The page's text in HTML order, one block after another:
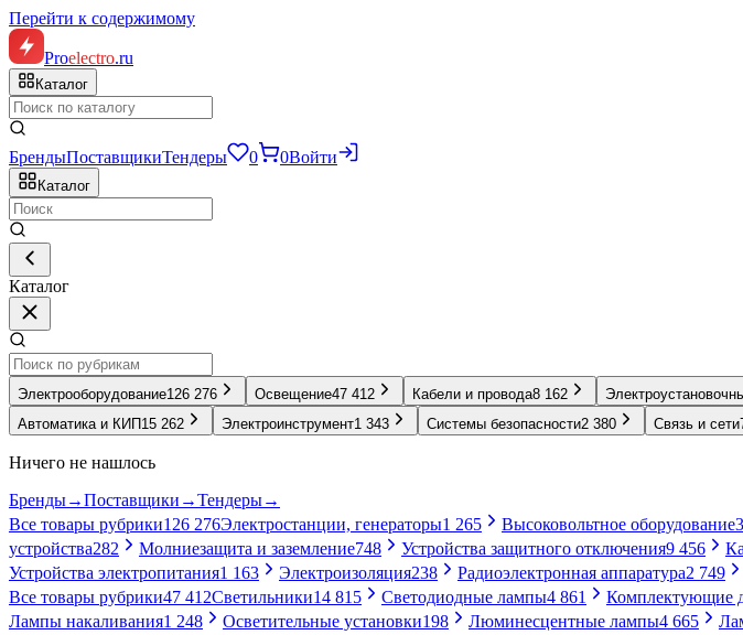
Перейти к содержимому
Proelectro.ru
Каталог
БрендыПоставщикиТендеры 0 0Войти
Каталог
Каталог
Электрооборудование126 276 Освещение47 412 Кабели и провода8 162
Автоматика и КИП 15 262 Электроинструмент1 343 Системы безопасности2 380 Связь и сети
Ничего не нашлось
Бренды→Поставщики →Тендеры→
Все товары рубрики126 276Электростанции, генераторы1 265 Высоковольтное оборудование
устройства282 Молниезащита и заземление748 Устройства защитного отключения9 456
Устройства электропитания1 163 Электроизоляция238 Радиоэлектронная аппаратура2 749
Все товары рубрики47 412Светильники14 815 Светодиодные лампы4 861 Комплектующие
Лампы накаливания1 248 Осветительные установки198 Люминесцентные лампы4 665